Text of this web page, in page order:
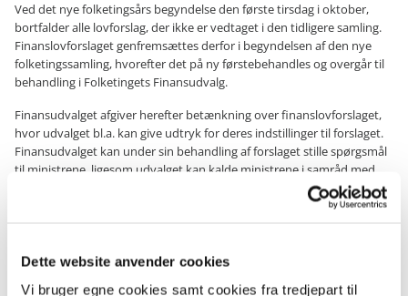
Dette website anvender cookies
Vi bruger egne cookies samt cookies fra tredjepart til
Ved det nye folketingsårs begyndelse den første tirsdag i oktober,
bortfalder alle lovforslag, der ikke er vedtaget i den tidligere samling.
Finanslovforslaget genfremsættes derfor i begyndelsen af den nye
folketingssamling, hvorefter det på ny førstebehandles og overgår til
behandling i Folketingets Finansudvalg.
Finansudvalget afgiver herefter betænkning over finanslovforslaget,
hvor udvalget bl.a. kan give udtryk for deres indstillinger til forslaget.
Finansudvalget kan under sin behandling af forslaget stille spørgsmål
til ministrene, ligesom udvalget kan kalde ministrene i samråd med
henblik på at få uddybet de oplysninger, der fremgår af
finansloven mellem regeringen og et eller flere af Folketingets partier.